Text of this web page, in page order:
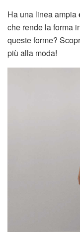
Ha una linea ampia
che rende la forma
queste forme?
più alla moda!